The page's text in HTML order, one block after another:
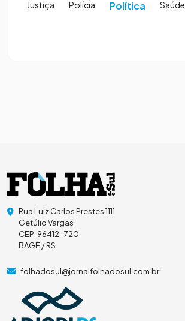
Justiça Polícia Política Saúde
Rua Luiz Carlos Prestes 1111
Getúlio Vargas
CEP: 96412-720
BAGÉ / RS
folhadosul@jornalfolhadosul.com.br